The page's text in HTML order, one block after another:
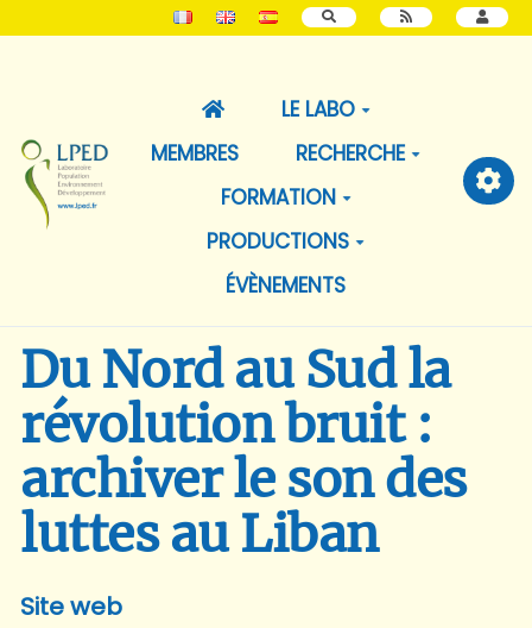
RECHERCHER
LE LABO
MEMBRES
RECHERCHE
FORMATION
PRODUCTIONS
ÉVÈNEMENTS
Du Nord au Sud la
révolution bruit :
archiver le son des
luttes au Liban
Site web